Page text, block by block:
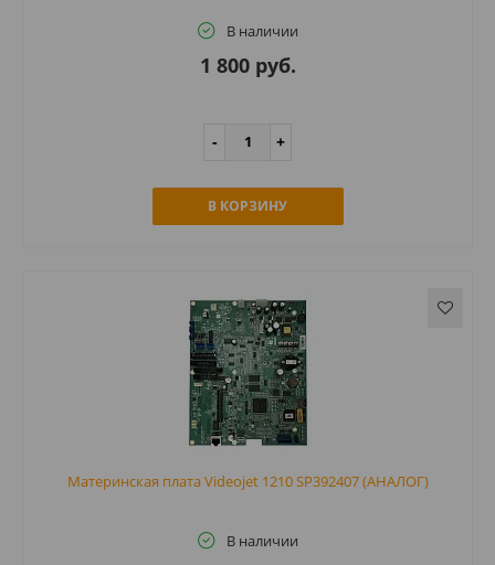
В наличии
1 800 руб.
В КОРЗИНУ
Материнская плата Videojet 1210 SP392407 (АНАЛОГ)
В наличии